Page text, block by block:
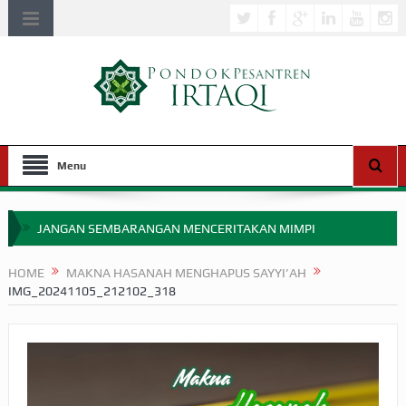
Menu
JANGAN SEMBARANGAN MENCERITAKAN MIMPI
MIMPI YANG DIABAIKAN MENJELANG PERANG BADAR
SEBELUM TIBA SAAT WAJIB?
HOME
MAKNA HASANAH MENGHAPUS SAYYI’AH
IMG_20241105_212102_318